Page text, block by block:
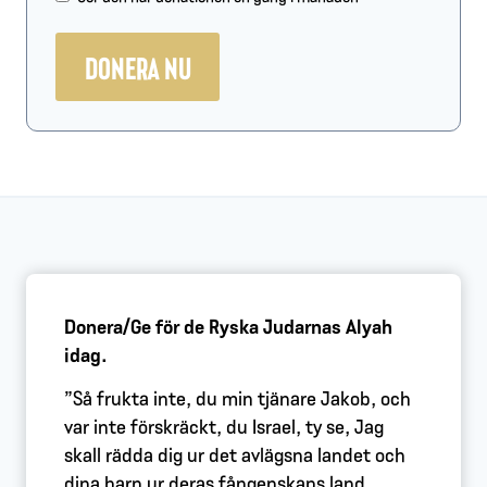
DONERA NU
Donera/Ge för de Ryska Judarnas Alyah
idag.
”Så frukta inte, du min tjänare Jakob, och
var inte förskräckt, du Israel, ty se, Jag
skall rädda dig ur det avlägsna landet och
dina barn ur deras fångenskaps land.